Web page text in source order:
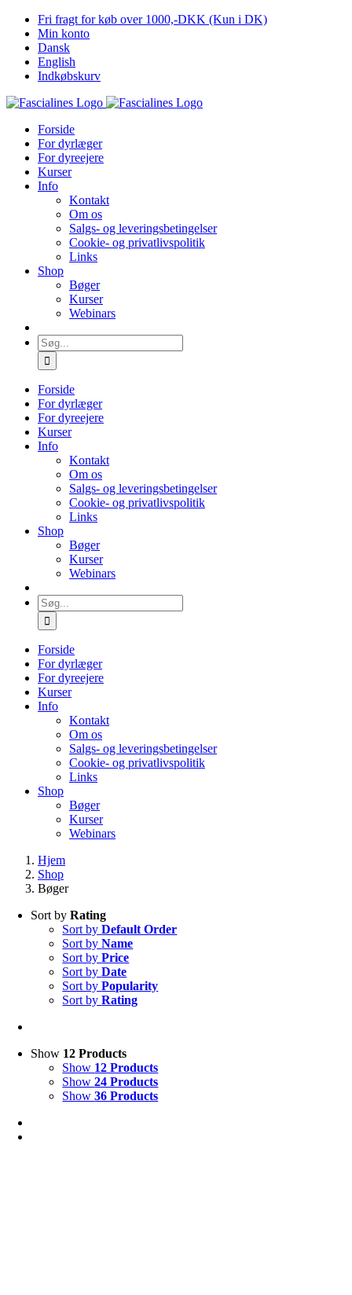
Skip
content
Fri fragt for køb over 1000,-DKK (Kun i DK)
Min konto
Dansk
English
Indkøbskurv
Forside
For dyrlæger
For dyreejere
Kurser
Info
Kontakt
Om os
Salgs- og leveringsbetingelser
Cookie- og privatlivspolitik
Links
Shop
Bøger
Kurser
Webinars
Søg
efter:
Forside
For dyrlæger
For dyreejere
Kurser
Info
Kontakt
Om os
Salgs- og leveringsbetingelser
Cookie- og privatlivspolitik
Links
Shop
Bøger
Kurser
Webinars
Søg
efter:
Forside
For dyrlæger
For dyreejere
Kurser
Info
Kontakt
Om os
Salgs- og leveringsbetingelser
Cookie- og privatlivspolitik
Links
Shop
Bøger
Kurser
Webinars
Hjem
Shop
Bøger
Sort byRating
Sort byDefault Order
Sort byName
Sort byPrice
Sort byDate
Sort byPopularity
Sort byRating
Show 12 Products
Show 12 Products
Show24 Products
Show36 Products